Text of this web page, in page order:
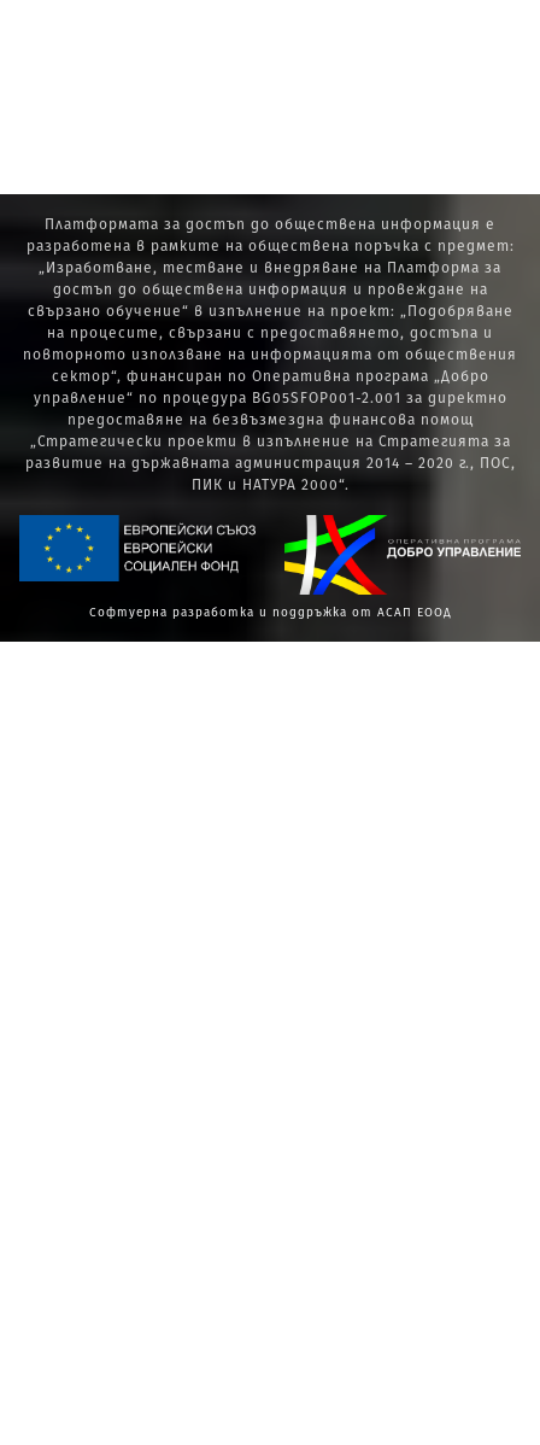
Платформата за достъп до обществена информация е
разработена в рамките на обществена поръчка с предмет:
„Изработване, тестване и внедряване на Платформа за
достъп до обществена информация и провеждане на
свързано обучение“ в изпълнение на проект: „Подобряване
на процесите, свързани с предоставянето, достъпа и
повторното използване на информацията от обществения
сектор“, финансиран по Оперативна програма „Добро
управление“ по процедура BG05SFOP001-2.001 за директно
предоставяне на безвъзмездна финансова помощ
„Стратегически проекти в изпълнение на Стратегията за
развитие на държавната администрация 2014 – 2020 г., ПОС,
ПИК и НАТУРА 2000“.
Софтуерна разработка и поддръжка от АСАП ЕООД